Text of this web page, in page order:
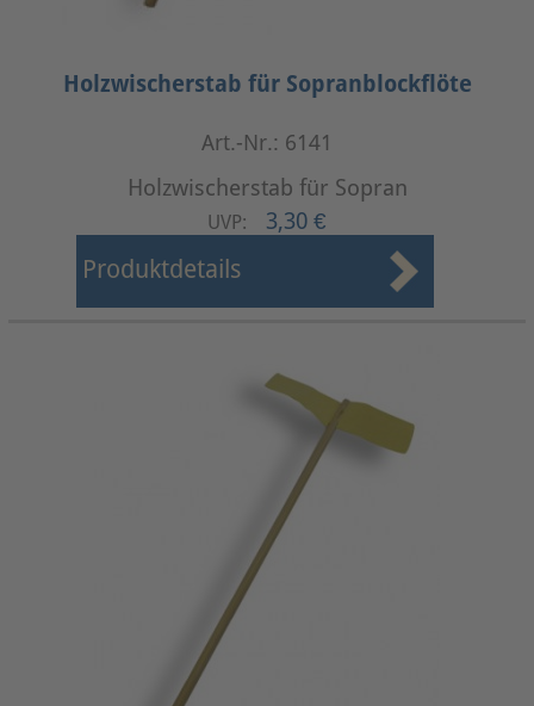
Holzwischerstab für Sopranblockflöte
Art.-Nr.: 6141
Holzwischerstab für Sopran
UVP: 3,30 €
Produktdetails